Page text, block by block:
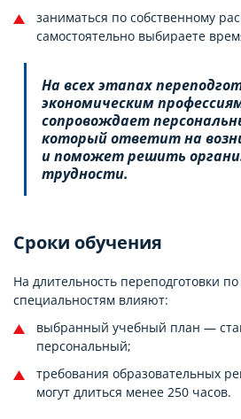
заниматься по собственному
самостоятельно выбираете
На всех этапах
экономическим
сопровождает
который ответит на
и поможет решить
трудности.
Сроки обучения
На длительность переподготовки
специальностям влияют:
выбранный учебный план —
персональный;
требования образовательных
могут длиться менее 250 часов.